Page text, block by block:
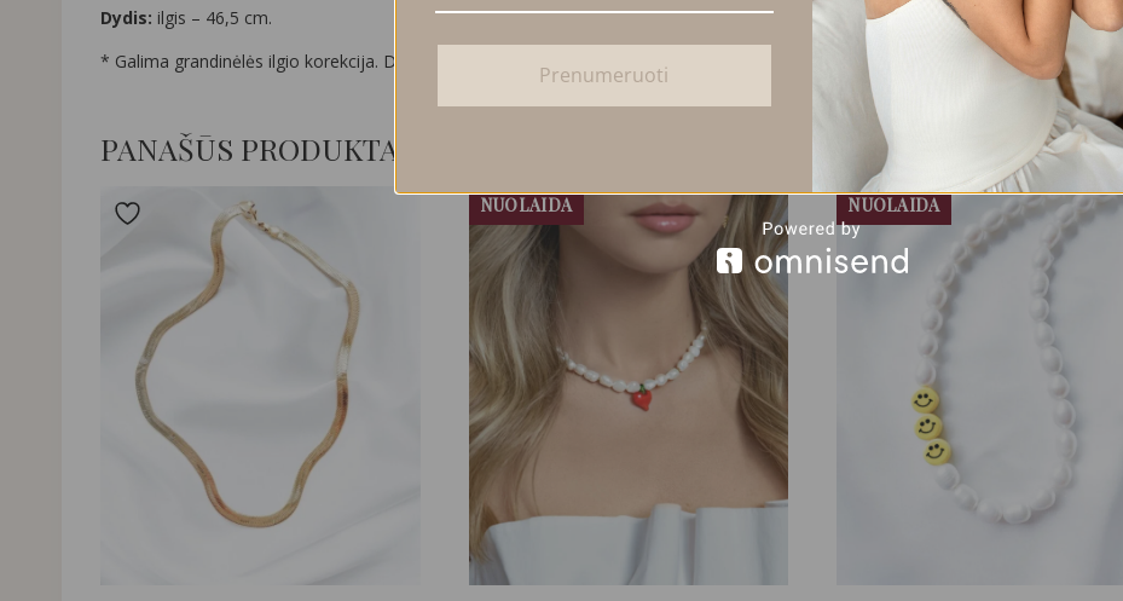
Dydis: ilgis – 46,5 cm.
* Galima grandinėlės ilgio korekcija. Dėl norimo ilgio susisiekite el. paštu – info@amadesign.lt
PANAŠŪS PRODUKTAI
NUOLAIDA NUOLAIDA
Prenumeruoti